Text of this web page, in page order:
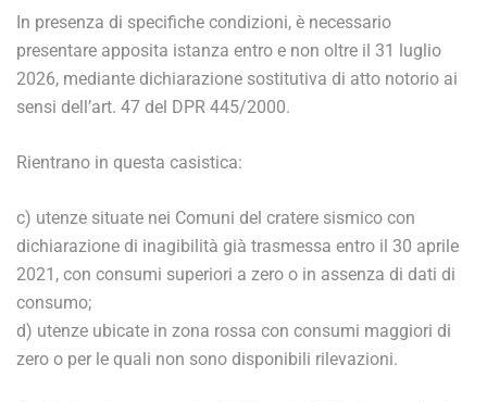
In presenza di specifiche condizioni, è necessario
presentare apposita istanza entro e non oltre il 31 luglio
2026, mediante dichiarazione sostitutiva di atto notorio ai
sensi dell’art. 47 del DPR 445/2000.
Rientrano in questa casistica:
c) utenze situate nei Comuni del cratere sismico con
dichiarazione di inagibilità già trasmessa entro il 30 aprile
2021, con consumi superiori a zero o in assenza di dati di
consumo;
d) utenze ubicate in zona rossa con consumi maggiori di
zero o per le quali non sono disponibili rilevazioni.